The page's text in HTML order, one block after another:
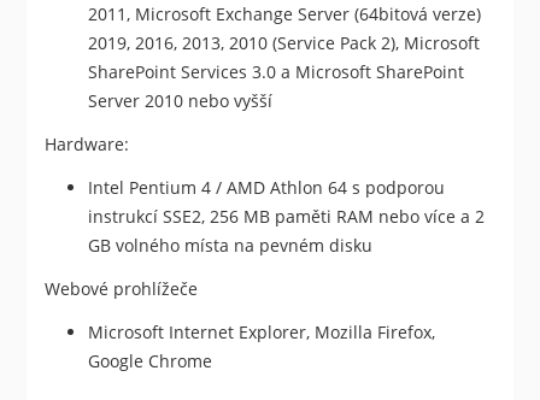
2011, Microsoft Exchange Server (64bitová verze)
2019, 2016, 2013, 2010 (Service Pack 2), Microsoft
SharePoint Services 3.0 a Microsoft SharePoint
Server 2010 nebo vyšší
Hardware:
Intel Pentium 4 / AMD Athlon 64 s podporou
instrukcí SSE2, 256 MB paměti RAM nebo více a 2
GB volného místa na pevném disku
Webové prohlížeče
Microsoft Internet Explorer, Mozilla Firefox,
Google Chrome